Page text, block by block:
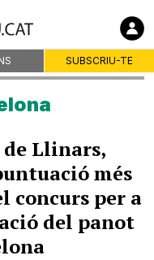
SUBSCRIU-TE
Llinars,
més
concurs per a
del panot